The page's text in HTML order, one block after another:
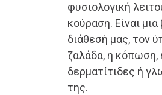
φυσιολογική
κούραση. Είναι
διάθεσή μας, τον
ζαλάδα, η κόπωση,
δερματίτιδες ή
της.